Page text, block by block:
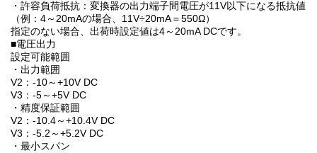
・許容負荷抵抗：変換器の出力端子間電圧が11V以下になる抵抗値
（例：4～20mAの場合、11V÷20mA＝550Ω）
指定のない場合、出荷時設定値は4～20mA DCです。
■電圧出力
設定可能範囲
・出力範囲
V2：-10～+10V DC
V3：-5～+5V DC
・精度保証範囲
V2：-10.4～+10.4V DC
V3：-5.2～+5.2V DC
・最小スパン